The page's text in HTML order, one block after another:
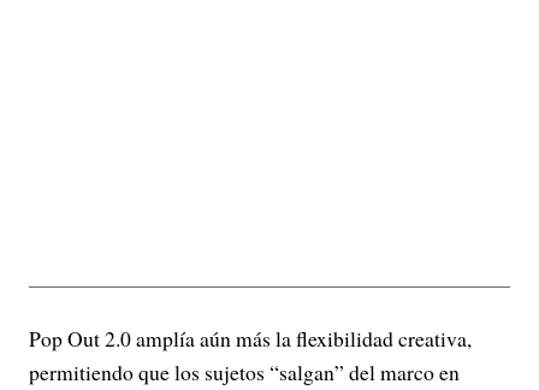
Pop Out 2.0 amplía aún más la flexibilidad creativa,
permitiendo que los sujetos “salgan” del marco en